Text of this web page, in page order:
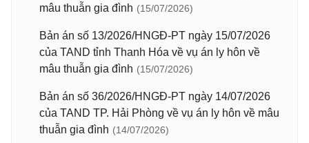
mâu thuẫn gia đình (15/07/2026)
Bản án số 13/2026/HNGĐ-PT ngày 15/07/2026
của TAND tỉnh Thanh Hóa về vụ án ly hôn về
mâu thuẫn gia đình (15/07/2026)
Bản án số 36/2026/HNGĐ-PT ngày 14/07/2026
của TAND TP. Hải Phòng về vụ án ly hôn về mâu
thuẫn gia đình (14/07/2026)